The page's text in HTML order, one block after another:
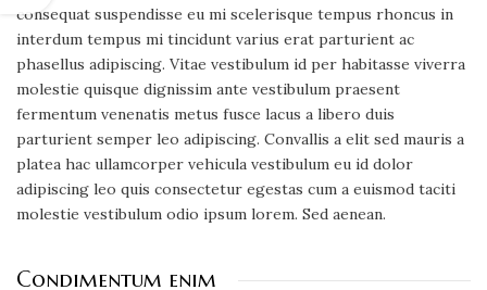
consequat suspendisse eu mi scelerisque tempus rhoncus in
interdum tempus mi tincidunt varius erat parturient ac
phasellus adipiscing. Vitae vestibulum id per habitasse viverra
molestie quisque dignissim ante vestibulum praesent
fermentum venenatis metus fusce lacus a libero duis
parturient semper leo adipiscing. Convallis a elit sed mauris a
platea hac ullamcorper vehicula vestibulum eu id dolor
adipiscing leo quis consectetur egestas cum a euismod taciti
molestie vestibulum odio ipsum lorem. Sed aenean.
Condimentum enim